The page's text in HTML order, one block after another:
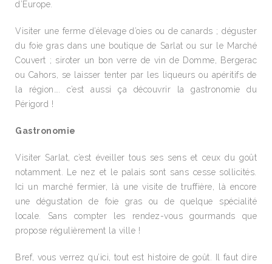
d’Europe.
Visiter une ferme d’élevage d’oies ou de canards ; déguster
du foie gras dans une boutique de Sarlat ou sur le Marché
Couvert ; siroter un bon verre de vin de Domme, Bergerac
ou Cahors, se laisser tenter par les liqueurs ou apéritifs de
la région…. c’est aussi ça découvrir la gastronomie du
Périgord !
Gastronomie
Visiter Sarlat, c’est éveiller tous ses sens et ceux du goût
notamment. Le nez et le palais sont sans cesse sollicités.
Ici un marché fermier, là une visite de truffière, là encore
une dégustation de foie gras ou de quelque spécialité
locale. Sans compter les rendez-vous gourmands que
propose régulièrement la ville !
Bref, vous verrez qu’ici, tout est histoire de goût. Il faut dire